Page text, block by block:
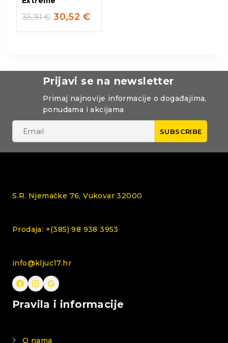
35,91€ 30,52 €
Prijavi se na newsletter
Primaj najnovije informacije o događajima,
ponudama i akcijama
S.R. Njemačke 76, Vukovar 32000
Prodaja: +(385) 98 938 3953
info@kljuc17.hr
Pravila i informacije
O nama